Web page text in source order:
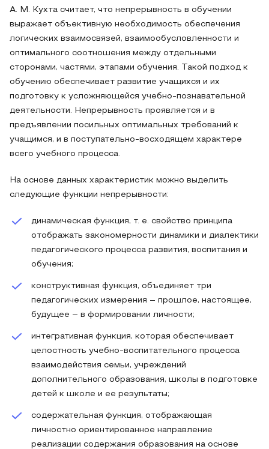
А. М. Кухта считает, что непрерывность в обучении
выражает объективную необходимость обеспечения
логических взаимосвязей, взаимообусловленности и
оптимального соотношения между отдельными
сторонами, частями, этапами обучения. Такой подход к
обучению обеспечивает развитие учащихся и их
подготовку к усложняющейся учебно-познавательной
деятельности. Непрерывность проявляется и в
предъявлении посильных оптимальных требований к
учащимся, и в поступательно-восходящем характере
всего учебного процесса.
На основе данных характеристик можно выделить
следующие функции непрерывности:
динамическая функция, т. е. свойство принципа
отображать закономерности динамики и диалектики
педагогического процесса развития, воспитания и
обучения;
конструктивная функция, объединяет три
педагогических измерения – прошлое, настоящее,
будущее – в формировании личности;
интегративная функция, которая обеспечивает
целостность учебно-воспитательного процесса
взаимодействия семьи, учреждений
дополнительного образования, школы в подготовке
детей к школе и ее результаты;
содержательная функция, отображающая
личностно ориентированное направление
реализации содержания образования на основе